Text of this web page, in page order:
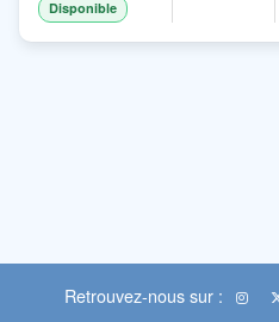
Disponible
Retrouvez-nous sur :